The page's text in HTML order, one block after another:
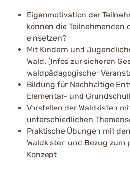
Eigenmotivation der
können die Teilnehmenden
einsetzen?
Mit Kindern und
Wald. (Infos zur sicheren
waldpädagogischer
Bildung für Nachhaltige
Elementar- und
Vorstellen der Waldkisten
unterschiedlichen
Praktische Übungen mit
Waldkisten und Bezug zum
Konzept